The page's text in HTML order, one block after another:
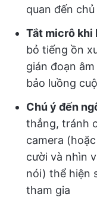
quan đến
Tắt micrô khi
bỏ tiếng ồn
gián đoạn
bảo luồng
Chú ý đến
thẳng, tránh
camera
cười và nhìn
nói) thể hiện
tham gia